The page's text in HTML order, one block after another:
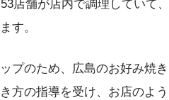
店舗が店内で調理していて
す。
プのため、広島のお好み焼
方の指導を受け、お店のよ